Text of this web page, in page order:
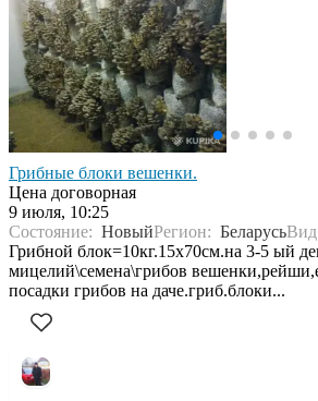
Грибные блоки вешенки.
Цена договорная
9 июля, 10:25
Состояние: НовыйРегион: Беларусь
Грибной блок=10кг.15х70см.на 3-5 ый
мицелий\семена\грибов
посадки грибов на даче.гриб.блоки...